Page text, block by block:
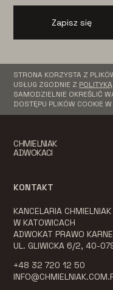
Zapisz się
STRONA KORZYSTA Z
USŁUG ZGODNIE Z
SAMODZIELNIE OKREŚLIĆ
DOSTĘPU PLIKÓW COOKIE
CHMIELNIAK
ADWOKACI
KONTAKT
KANCELARIA
W KATOWICACH
ADWOKAT PRAWO
UL. GLIWICKA 6/2, 40-
+48 32 720 12 50